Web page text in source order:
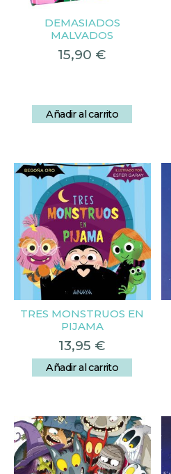
DEMASIADOS
MALVADOS
15,90 €
Añadir al carrito
TRES MONSTRUOS EN
PIJAMA
13,95 €
Añadir al carrito